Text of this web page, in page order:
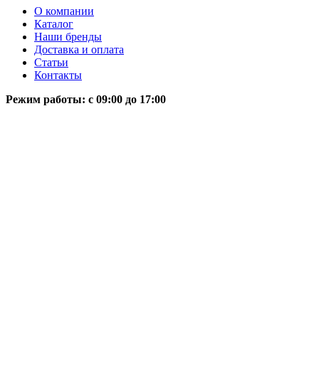
О компании
Каталог
Наши бренды
Доставка и оплата
Статьи
Контакты
Режим работы: c 09:00 до 17:00